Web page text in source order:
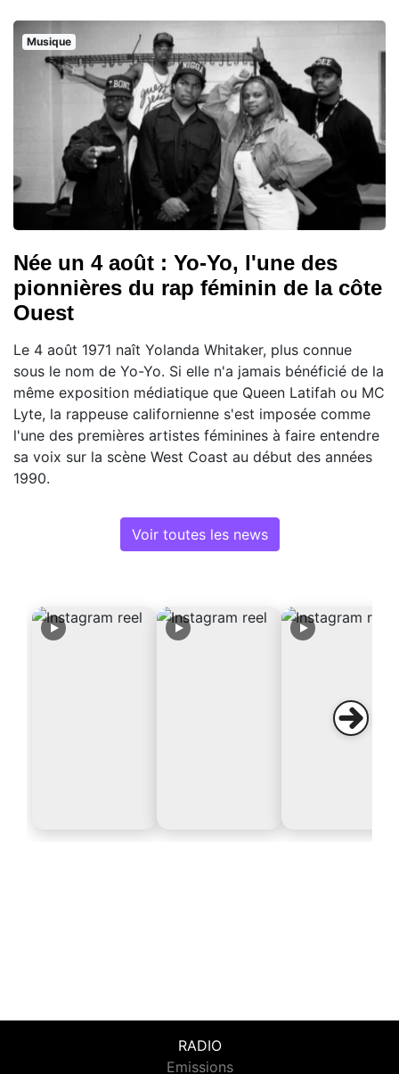
Musique
Née un 4 août : Yo-Yo, l'une des
pionnières du rap féminin de la côte
Ouest
Le 4 août 1971 naît Yolanda Whitaker, plus connue
sous le nom de Yo-Yo. Si elle n'a jamais bénéficié de la
même exposition médiatique que Queen Latifah ou MC
Lyte, la rappeuse californienne s'est imposée comme
l'une des premières artistes féminines à faire entendre
sa voix sur la scène West Coast au début des années
1990.
Voir toutes les news
RADIO
Emissions